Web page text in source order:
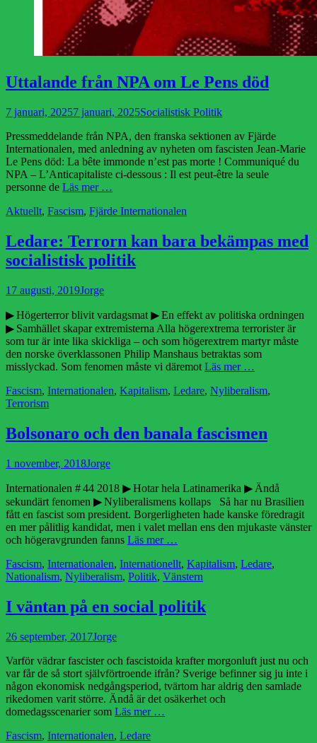
Uttalande från NPA om Le Pens död
Publicerad
7 januari, 20257 januari, 2025Författare
Socialistisk Politik
Pressmeddelande från NPA, den franska sektionen av Fjärde
Internationalen, med anledning av nyheten om fascisten Jean-Marie
Le Pens död: La bête immonde n’est pas morte ! Communiqué du
NPA – L’Anticapitaliste ci-dessous : Il est peut-être la seule
personne de Läs mer …
Kategorier
Aktuellt, Fascism, Fjärde Internationalen
Ledare: Terrorn kan bara bekämpas med
socialistisk politik
Publicerad
17 augusti, 2019Författare
Jorge
▶ Högerterror blivit vardagsmat ▶ En effekt av politiska ordningen
▶ Samhället skapar extremisterna Alla högerextrema terrorister är
som tur är inte lika skickliga – och som högerextrem martyr måste
den norske överklassonen Philip Manshaus betraktas som
misslyckad. Som fenomen måste vi däremot Läs mer …
Kategorier
Fascism, Internationalen, Kapitalism, Ledare, Nyliberalism,
Terrorism
Bolsonaro och den banala fascismen
Publicerad
1 november, 2018Författare
Jorge
Internationalen # 44 2018 ▶ Hotar hela Latinamerika ▶ Ändå
sekundärt fenomen ▶ Nyliberalismens kollaps Så har nu Brasilien
fått en fascist som president. Borgerligheten hade kanske föredragit
en mer pålitlig kandidat, men i valet mellan ens den mjukaste vänster
och högeravgrunden fanns Läs mer …
Kategorier
Fascism, Internationalen, Internationellt, Kapitalism, Ledare,
Nationalism, Nyliberalism, Politik, Vänstern
I väntan på en social politik
Publicerad
26 september, 2017Författare
Jorge
Varför vädrar fascister och fascistoida krafter morgonluft just nu och
var får de så stort självförtroende ifrån? Sverige befinner sig ju inte i
någon ekonomisk nedgångsperiod, tvärtom har aldrig den samlade
rikedomen varit större. Ändå är det osäkerhet och
domedagsscenarier som Läs mer …
Kategorier
Fascism, Internationalen, Ledare